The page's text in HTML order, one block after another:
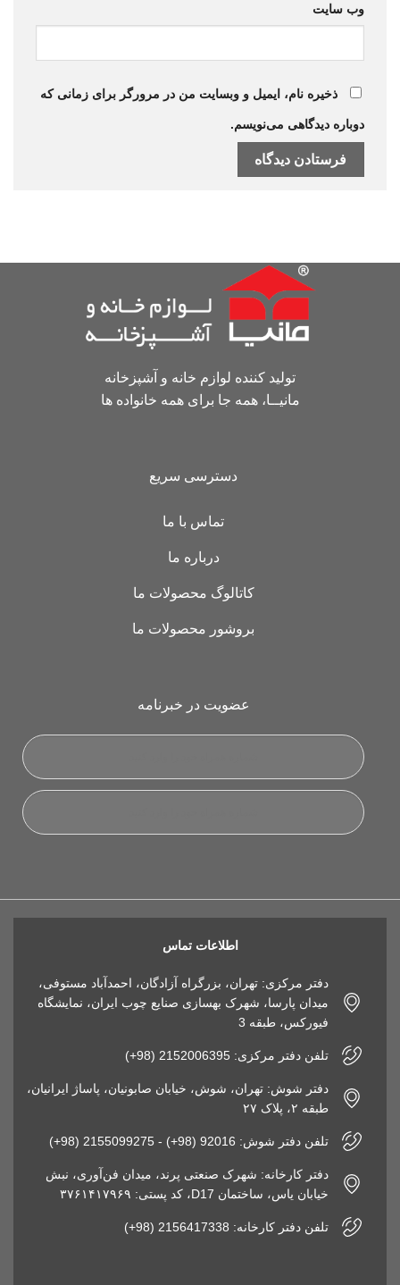
وب‌ سایت
ذخیره نام، ایمیل و وبسایت من در مرورگر برای زمانی که
دوباره دیدگاهی می‌نویسم.
تولید کننده لوازم خانه و آشپزخانه
مانیــا، همه جا برای همه خانواده ها
دسترسی سریع
تماس با ما
درباره ما
کاتالوگ محصولات ما
بروشور محصولات ما
عضویت در خبرنامه
اطلاعات تماس
دفتر مرکزی: تهران، بزرگراه آزادگان، احمدآباد مستوفی،
میدان پارسا، شهرک بهسازی صنایع چوب ایران، نمایشگاه
فیورکس، طبقه 3
تلفن دفتر مرکزی: 2152006395 (98+)
دفتر شوش: تهران، شوش، خیابان صابونیان، پاساژ ایرانیان،
طبقه ۲، پلاک ۲۷
تلفن دفتر شوش: 92016 (98+) - 2155099275 (98+)
دفتر کارخانه: شهرک صنعتی پرند، میدان فن‌آوری، نبش
خیابان یاس، ساختمان D17، کد پستی: ۳۷۶۱۴۱۷۹۶۹
تلفن دفتر کارخانه: 2156417338 (98+)